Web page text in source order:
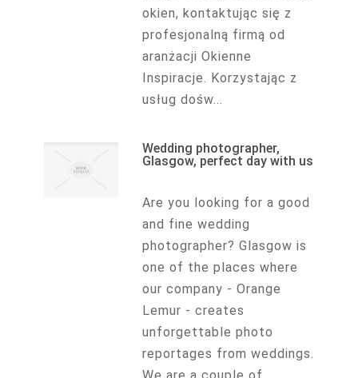
okien, kontaktując się z
profesjonalną firmą od
aranżacji Okienne
Inspiracje. Korzystając z
usług dośw...
Wedding photographer,
Glasgow, perfect day with us
Are you looking for a good
and fine wedding
photographer? Glasgow is
one of the places where
our company - Orange
Lemur - creates
unforgettable photo
reportages from weddings.